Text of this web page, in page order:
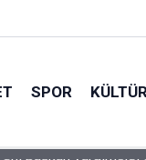
SPOR